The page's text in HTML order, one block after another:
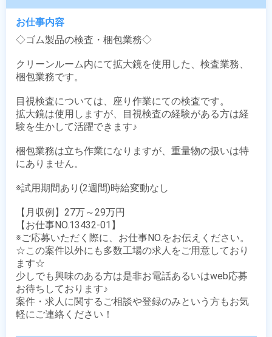
お仕事内容
◇ゴム製品の検査・梱包業務◇
クリーンルーム内にて拡大鏡を使用した、検査業務、
梱包業務です。
目視検査については、座り作業にての検査です。
拡大鏡は使用しますが、目視検査の経験がある方は経
験を生かして活躍できます♪
梱包業務は立ち作業になりますが、重量物の扱いは特
にありません。
※試用期間あり(2週間)時給変動なし
【月収例】27万～29万円
【お仕事NO.13432-01】
※ご応募いただく際に、お仕事NO.をお伝えください。
☆この案件以外にも多数工場の求人をご用意しており
ます☆
少しでも興味のある方は是非お電話あるいはweb応募
お待ちしております♪
案件・求人に関するご相談や登録のみという方もお気
軽にご連絡ください！